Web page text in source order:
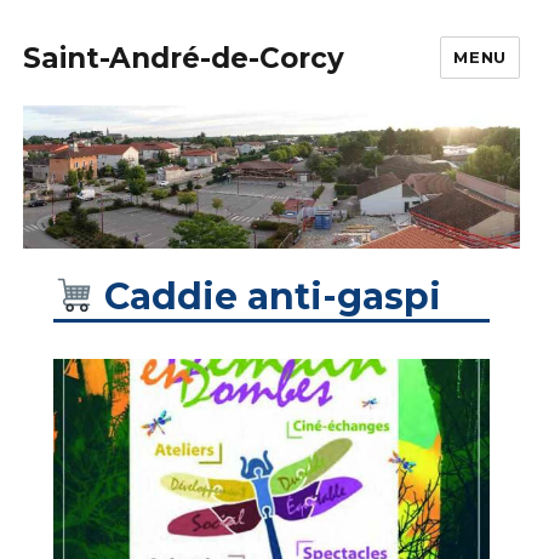
Saint-André-de-Corcy MENU
Caddie anti-gaspi